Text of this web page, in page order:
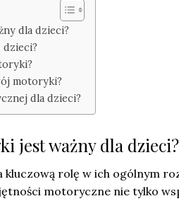
dla dzieci?
motoryki?
dla dzieci?
jest ważny dla dzieci?
rolę w ich ogólnym
motoryczne nie tylko